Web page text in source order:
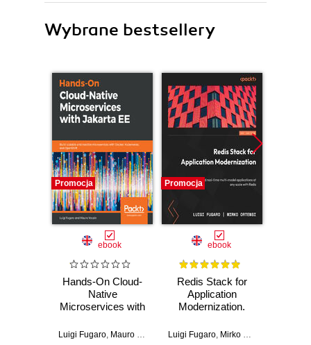
Wybrane bestsellery
Promocja
ebook
Hands-On Cloud-
Native
Microservices with
scalable and
Luigi Fugaro, Mauro Vocale
Promocja
ebook
Redis Stack for
Application
Modernization.
multi-model
Luigi Fugaro, Mirko Ortensi